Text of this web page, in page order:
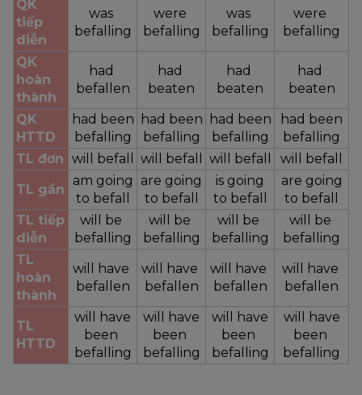
QK
tiếp
diễn
was
befalling
were
befalling
was
befalling
were
befalling
QK
hoàn
thành
had
befallen
had
beaten
had
beaten
had
beaten
QK
HTTD
had been
befalling
had been
befalling
had been
befalling
had been
befalling
TL đơn will befall will befall will befall
will befall
TL gần
am going
to befall
are going
to befall
is going
to befall
are going
to befall
TL tiếp
diễn
will be
befalling
will be
befalling
will be
befalling
will be
befalling
TL
hoàn
thành
will have
befallen
will have
befallen
will have
befallen
will have
befallen
TL
HTTD
will have
been
befalling
will have
been
befalling
will have
been
befalling
will have
been
befalling